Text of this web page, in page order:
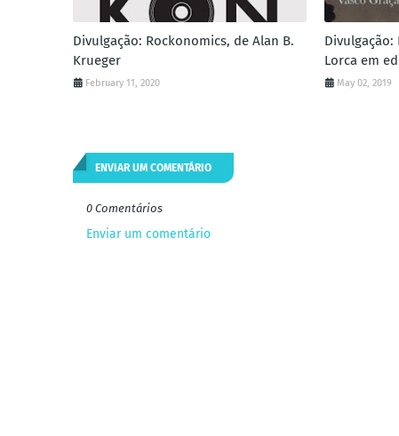
Divulgação: Rockonomics, de Alan B.
Krueger
February 11, 2020
Divulgação:
Lorca em
May 02, 2019
ENVIAR UM COMENTÁRIO
0 Comentários
Enviar um comentário